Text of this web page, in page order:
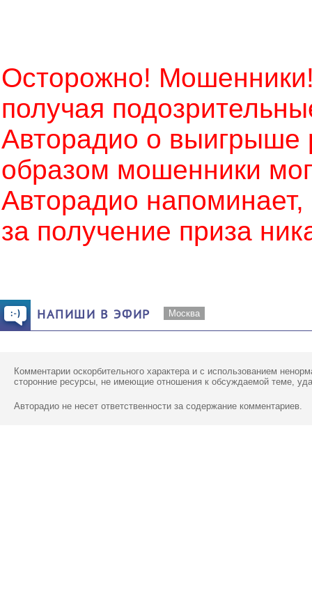
Осторожно!
получая
Авторадио о выигрыше
образом мошенники
Авторадио напоминает,
за получение приза
НАПИШИ В ЭФИР Москва
Комментарии оскорбительного характера и с использованием
сторонние ресурсы, не имеющие отношения к обсуждаемой теме,
Авторадио не несет ответственности за содержание комментариев.